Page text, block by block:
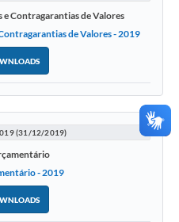
Contragarantias de Valores
de Valores - 2019
(31/12/2019)
- 2019